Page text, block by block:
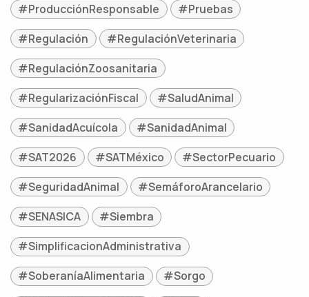
#ProducciónResponsable
#Pruebas
#Regulación
#RegulaciónVeterinaria
#RegulaciónZoosanitaria
#RegularizaciónFiscal
#SaludAnimal
#SanidadAcuícola
#SanidadAnimal
#SAT2026
#SATMéxico
#SectorPecuario
#SeguridadAnimal
#SemáforoArancelario
#SENASICA
#Siembra
#SimplificacionAdministrativa
#SoberaníaAlimentaria
#Sorgo